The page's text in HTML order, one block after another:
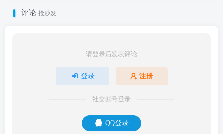
评论 抢沙发
请登录后发表评论
登录 注册
社交账号登录
QQ登录